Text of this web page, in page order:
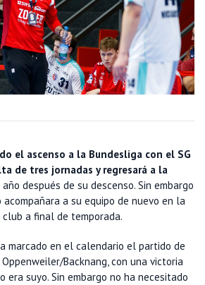
el ascenso a la Bundesliga con el SG
de tres jornadas y regresará a la
año después de su descenso. Sin embargo
a su equipo de nuevo en la
a final de temporada.
marcado en el calendario el partido de
Backnang, con una victoria
era suyo. Sin embargo no ha necesitado